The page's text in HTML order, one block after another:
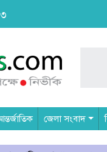
জেলা সংবাদ